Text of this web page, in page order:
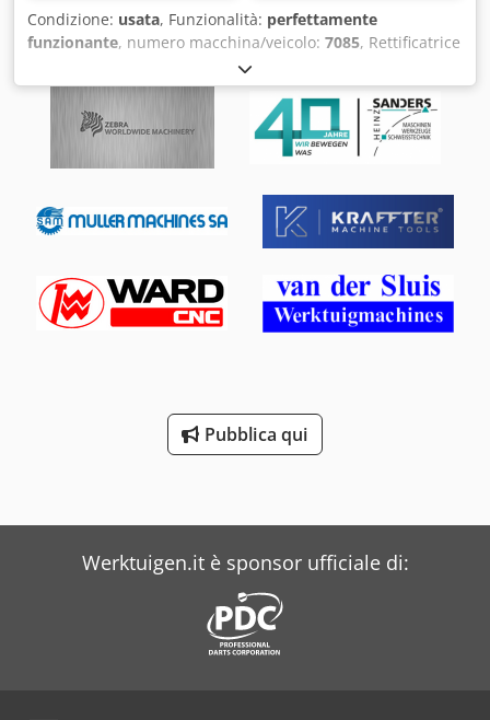
1.100 mm AVANZAMENTI: • Avanzamento X/Y/Z: 2–10.000
mm/min • Avanzamento W: 2–6.000 mm/min Chjdpfx
Acsrwx U Ijkja • Avanzamento asse B: 0,025–3 giri/min • Viti
a ricircolo di sfere su tutti gli assi lineari CONTROLLO CNC:
Fanuc 31i-A Nota: Necessita della sostituzione dei carter
telescopici asse X (prezzo già adeguato). Macchina in
funzione — visione su appuntamento. Prodotta da REM
Bacau – Romania. Esportazione in tutto il mondo.
Contattaci per specifiche complete e prezzi.
Condizione: usata, Funzionalità: perfettamente
funzionante, numero macchina/veicolo: 7085, Rettificatrice
universale usata Marca: WMW Modello: SU 315 x 1000 mm
Codpfxjwl A H Do Acksha Con dispositivo per rettifica
interna Diametro massimo pezzo: 315 mm Lunghezza
massima di lavorazione: 1000 mm Velocità mandrino mola:
1340 giri/min Velocità pezzo in lavorazione: 22-500 giri/min
0,05-5 m/min Peso massimo pezzo: 300 kg Potenza
installata: 12,5 kW Peso macchina: ca. 5,8 t
Pubblica qui
Werktuigen.it è sponsor ufficiale di: